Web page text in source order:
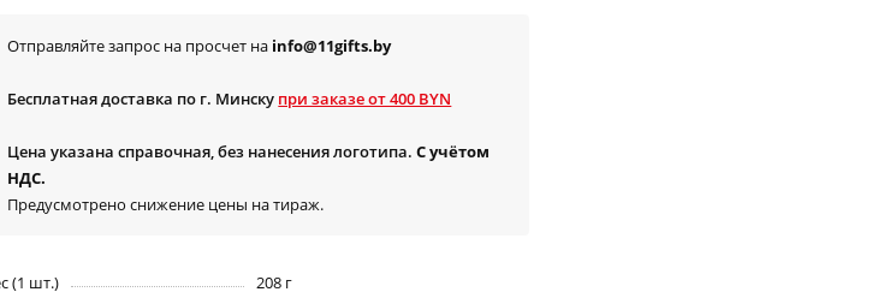
Отправляйте запрос на просчет на info@11gifts.by
Бесплатная доставка по г. Минску при заказе от 400 BYN
Цена указана справочная, без нанесения логотипа. С учётом
НДС.
Предусмотрено снижение цены на тираж.
(1 шт.)
208 г